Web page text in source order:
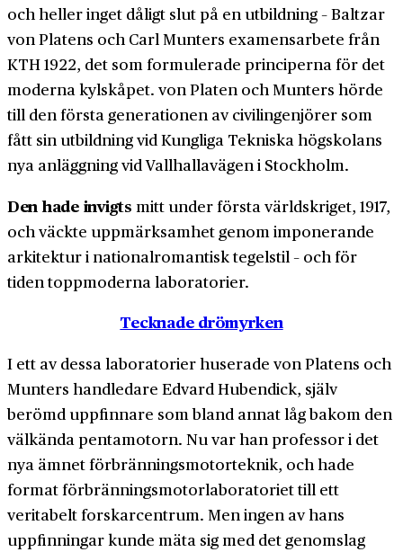
och heller inget dåligt slut på en utbildning – Baltzar
von Platens och Carl Munters examens­arbete från
KTH 1922, det som formulerade principerna för det
moderna kylskåpet. von Platen och Munters hörde
till den första generationen av civilingenjörer som
fått sin utbildning vid Kungliga Tekniska högskolans
nya anläggning vid Vallhallavägen i Stockholm.
Den hade invigts mitt under första världskriget, 1917,
och väckte uppmärksamhet genom imponerande
arkitektur i national­romantisk tegelstil – och för
tiden toppmoderna laboratorier.
Tecknade drömyrken
I ett av dessa laboratorier huserade von Platens och
Munters handledare Edvard Hubendick, själv
berömd uppfinnare som bland annat låg bakom den
välkända pentamotorn. Nu var han professor i det
nya ämnet förbrännings­motorteknik, och hade
format förbränningsmotor­laboratoriet till ett
veritabelt forskarcentrum. Men ingen av hans
uppfinningar kunde mäta sig med det genomslag